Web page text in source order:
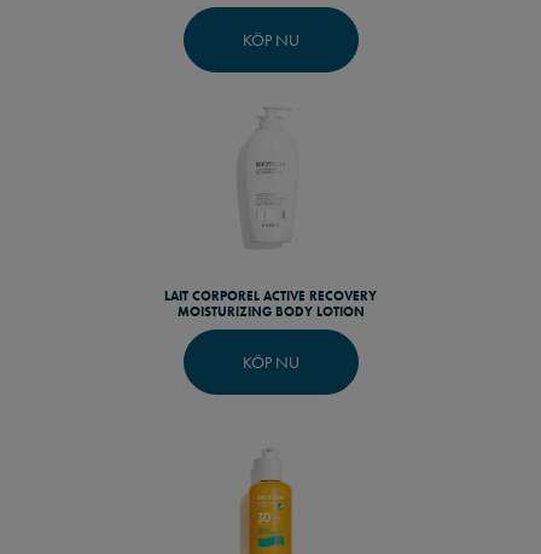
KÖP NU
LAIT CORPOREL ACTIVE RECOVERY
MOISTURIZING BODY LOTION
KÖP NU